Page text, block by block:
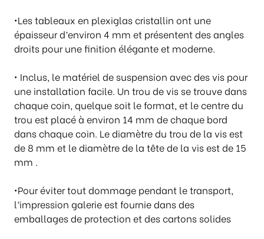
3
0
8
0
0
•Les tableaux en plexiglas cristallin ont une
épaisseur d’environ 4 mm et présentent des angles
droits pour une finition élégante et moderne.
• Inclus, le matériel de suspension avec des vis pour
une installation facile. Un trou de vis se trouve dans
chaque coin, quelque soit le format, et le centre du
trou est placé à environ 14 mm de chaque bord
dans chaque coin. Le diamètre du trou de la vis est
de 8 mm et le diamètre de la tête de la vis est de 15
mm .
•Pour éviter tout dommage pendant le transport,
l’impression galerie est fournie dans des
emballages de protection et des cartons solides